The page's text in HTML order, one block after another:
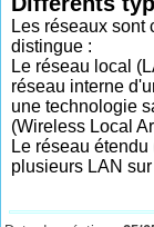
Les réseaux sont
distingue :
Le réseau local
réseau interne
une technologie
(Wireless Local
Le réseau
plusieurs LAN